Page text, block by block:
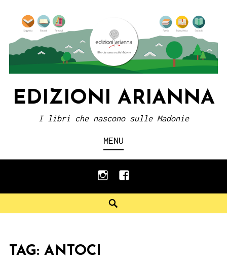
content
EDIZIONI ARIANNA
I libri che nascono sulle Madonie
MENU
instagramfacebook
TAG: ANTOCI